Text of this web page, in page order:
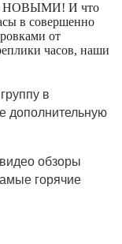
НОВЫМИ! И что
в совершенно
от
часов, наши
в
дополнительную
обзоры
горячие